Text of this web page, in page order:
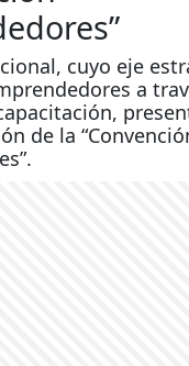
cuyo eje
a
de la